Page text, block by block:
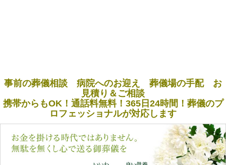
事前の葬儀相談 病院へのお迎え 葬儀場の手配 お
見積り＆ご相談
携帯からもOK！通話料無料！365日24時間！葬儀のプ
ロフェッショナルが対応します